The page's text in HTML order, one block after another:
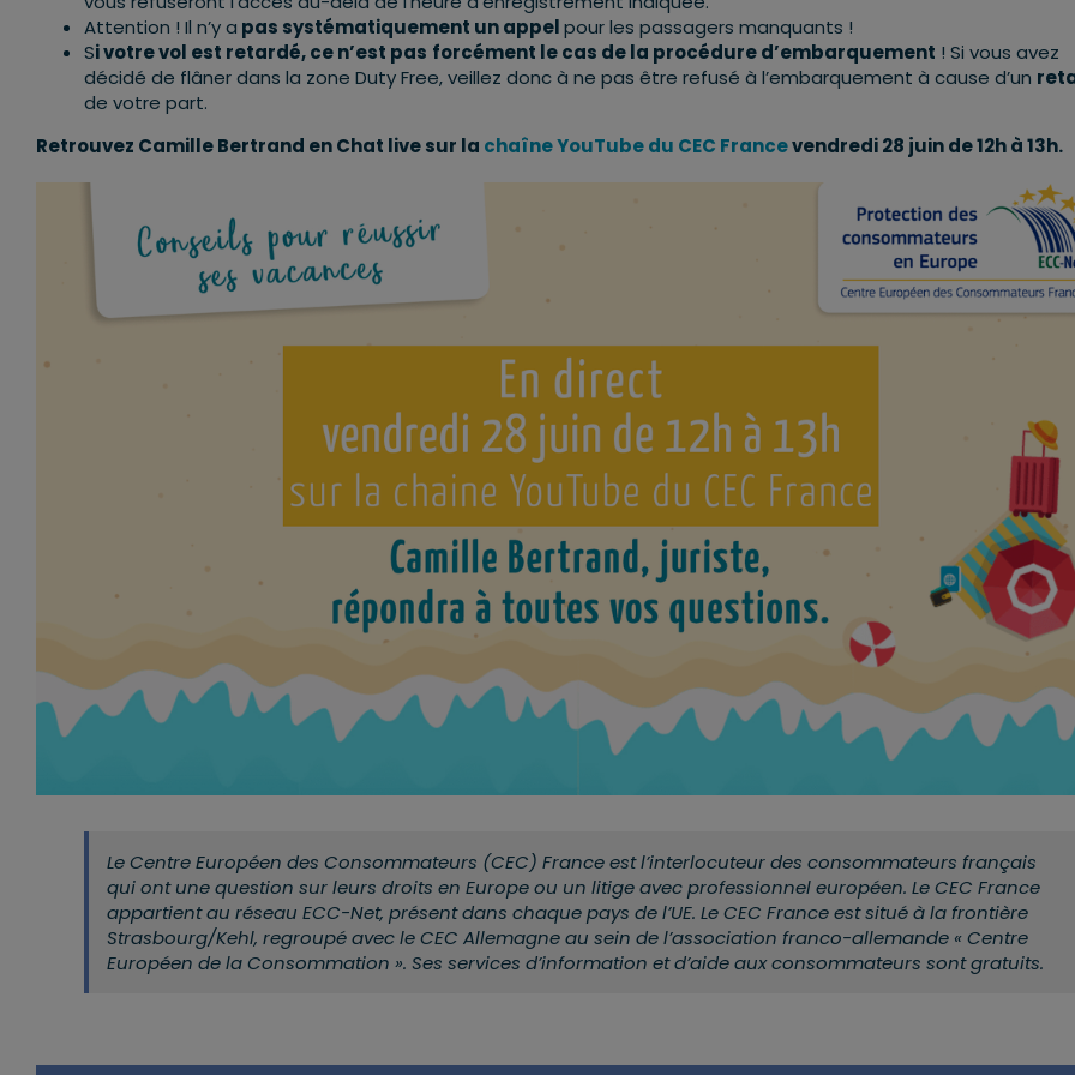
Attention ! Il n’y a pas systématiquement un appelpour les passagers manquants !
Si votre vol est retardé, ce n’est pas forcément le cas de la procédure d’embarquement ! Si vous avez
décidé de flâner dans la zone Duty Free, veillez donc à ne pas être refusé à l’embarquement à cause d’un
de votre part.
Retrouvez Camille Bertrand en Chat live sur la chaîne YouTube du CEC Francevendredi 28 juin de 12h à 13h.
Le Centre Européen des Consommateurs (CEC) France est l’interlocuteur des consommateurs français
qui ont une question sur leurs droits en Europe ou un litige avec professionnel européen. Le CEC France
appartient au réseau ECC-Net, présent dans chaque pays de l’UE. Le CEC France est situé à la frontière
Strasbourg/Kehl, regroupé avec le CEC Allemagne au sein de l’association franco-allemande « Centre
Européen de la Consommation ». Ses services d’information et d’aide aux consommateurs sont gratuits.